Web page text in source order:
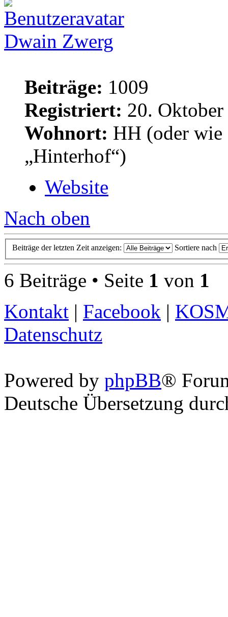
Dwain Zwerg
Beiträge: 1009
Registriert: 20.
Wohnort: HH (oder wie
„Hinterhof“)
Website
Nach oben
Beiträge der letzten Zeit anzeigen: Sortiere nach
6 Beiträge • Seite 1 von 1
Kontakt | Facebook |
Datenschutz
Powered by phpBB®
Deutsche Übersetzung